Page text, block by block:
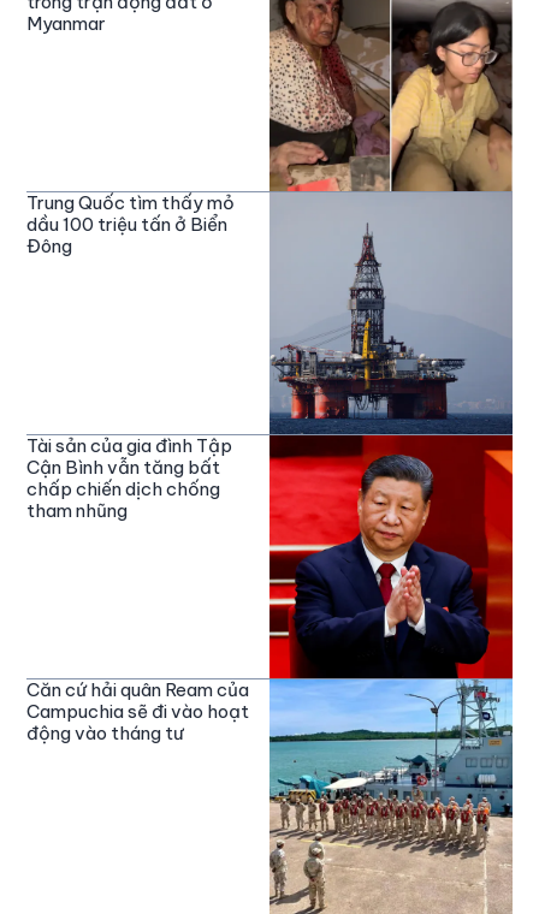
Myanmar
Trung Quốc tìm thấy mỏ
dầu 100 triệu tấn ở Biển
Đông
Tài sản của gia đình Tập
Cận Bình vẫn tăng bất
chấp chiến dịch chống
tham nhũng
Căn cứ hải quân Ream của
Campuchia sẽ đi vào hoạt
động vào tháng tư